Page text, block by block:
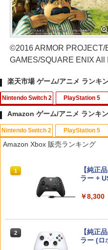
©2016 ARMOR PROJECT/
GAMES/SQUARE ENIX All
楽天市場 ゲーム/アニメ ランキ
Nintendo Switch 2
1
スクウ
【
ゾナン
￥6,910
￥7,520
PlayStation 5
1
FPS エ
コント
テーシ
パープ
ム アク
ゲーム
1
【中古
(ワリオ
￥350
￥1,380
1
【中古
ブルー
￥1,280
￥3,978
Amazon ゲーム/アニメ ランキ
Nintendo Switch 2
1
スプラ
コード版
￥5,832
スプラ
PlayStation 5
1
日本語
Beast
Amazon Xbox 販売ランキング
1
【純正
ラー +
￥8,300
2
【純正
ラー (ロ